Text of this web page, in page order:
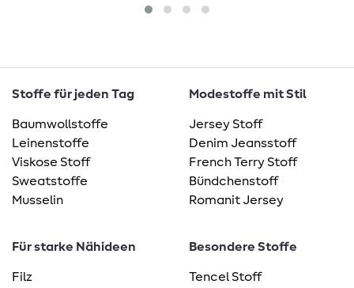
Stoffe für jeden Tag
Baumwollstoffe
Leinenstoffe
Viskose Stoff
Sweatstoffe
Musselin
Modestoffe mit Stil
Jersey Stoff
Denim Jeansstoff
French Terry Stoff
Bündchenstoff
Romanit Jersey
Für starke Nähideen
Filz
Besondere Stoffe
Tencel Stoff